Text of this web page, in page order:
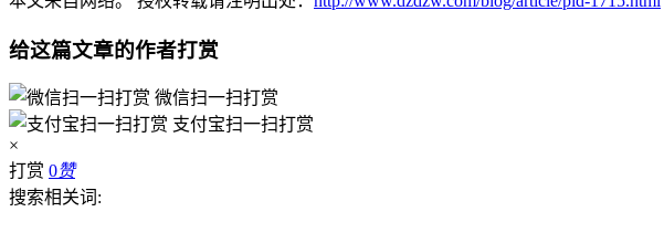
给这篇文章的作者打赏
微信扫一扫打赏
支付宝扫一扫打赏
×
打赏 0赞
搜索相关词: